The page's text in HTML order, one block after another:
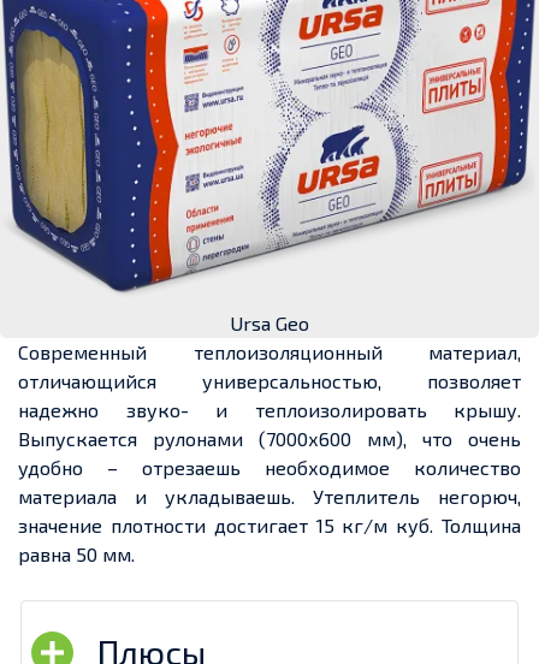
Ursa Geo
Современный теплоизоляционный материал,
отличающийся универсальностью, позволяет
надежно звуко- и теплоизолировать крышу.
Выпускается рулонами (7000х600 мм), что очень
удобно – отрезаешь необходимое количество
материала и укладываешь. Утеплитель негорюч,
значение плотности достигает 15 кг/м куб. Толщина
равна 50 мм.